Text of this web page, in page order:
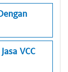
VCC